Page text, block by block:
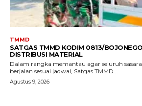
TMMD
SATGAS TMMD KODIM 0813/
DISTRIBUSI MATERIAL
Dalam rangka memantau agar seluruh
berjalan sesuai jadwal, Satgas TMMD...
Agustus 9, 2026